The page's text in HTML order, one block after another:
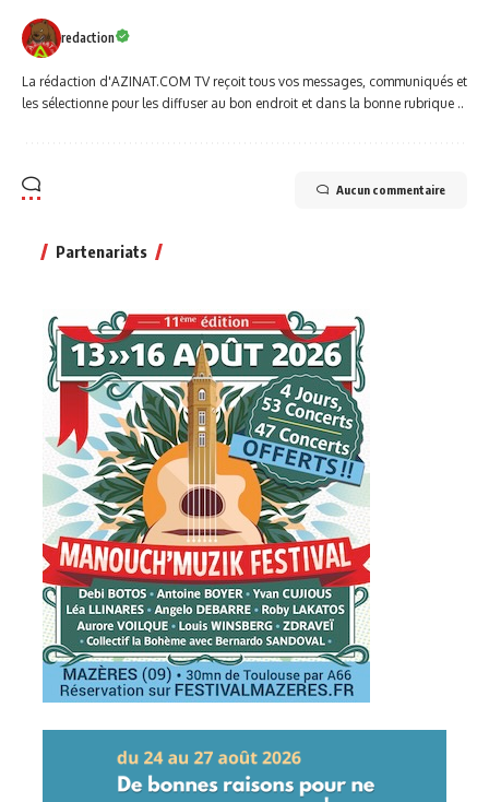
redaction
La rédaction d'AZINAT.COM TV reçoit tous vos messages, communiqués et
les sélectionne pour les diffuser au bon endroit et dans la bonne rubrique ..
Aucun commentaire
Partenariats